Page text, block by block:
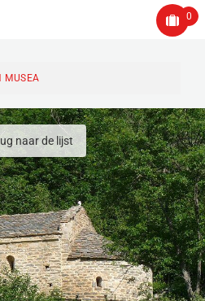
0
MUSEA
naar de lijst